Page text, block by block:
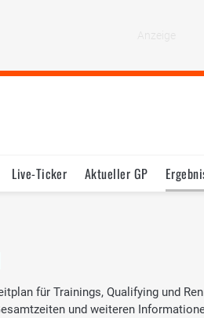
Live-Ticker Aktueller GP
für Trainings, Qualifying und
und weiteren